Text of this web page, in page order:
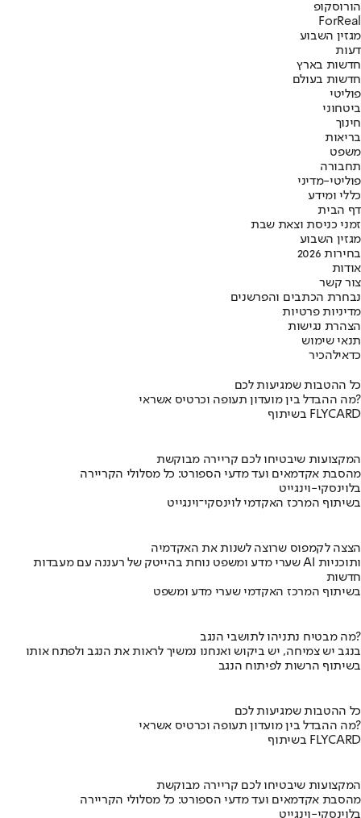
הורוסקופ
ForReal
מגזין השבוע
דעות
חדשות בארץ
חדשות בעולם
פוליטי
ביטחוני
חינוך
בריאות
משפט
תחבורה
פוליטי-מדיני
כללי ומידע
דף הבית
זמני כניסת וצאת שבת
מגזין השבוע
בחירות 2026
אודות
צור קשר
נבחרת הכתבים והפרשנים
מדיניות פרטיות
הצהרת נגישות
תנאי שימוש
כדאילהכיר
כל ההטבות שמגיעות לכם
מה ההבדל בין מועדון תעופה וכרטיס אשראי?
בשיתוף FLYCARD
המקצועות שיבטיחו לכם קריירה מבוקשת
מהסבת אקדמאים ועד מדעי הספורט: כל מסלולי הקריירה
בלוינסקי-וינגייט
בשיתוף המרכז האקדמי לוינסקי־וינגייט
הצצה לקמפוס שרוצה לשנות את האקדמיה
שערי מדע ומשפט נוחת בהייטק של רעננה עם מעבדות AI ותוכניות
חדשות
בשיתוף המרכז האקדמי שערי מדע ומשפט
מה מבטיח נתניהו לתושבי הנגב?
בנגב יש צמיחה, יש ביקוש ואנחנו נמשיך לראות את הנגב ולפתח אותו
בשיתוף הרשות לפיתוח הנגב
כל ההטבות שמגיעות לכם
מה ההבדל בין מועדון תעופה וכרטיס אשראי?
בשיתוף FLYCARD
המקצועות שיבטיחו לכם קריירה מבוקשת
מהסבת אקדמאים ועד מדעי הספורט: כל מסלולי הקריירה
בלוינסקי-וינגייט